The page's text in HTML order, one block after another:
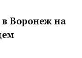
Воронеж на